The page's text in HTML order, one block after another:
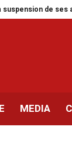
de ses activités
MEDIA